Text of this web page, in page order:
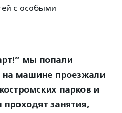
с особыми
мы попали
на машине проезжали
парков и
занятия,